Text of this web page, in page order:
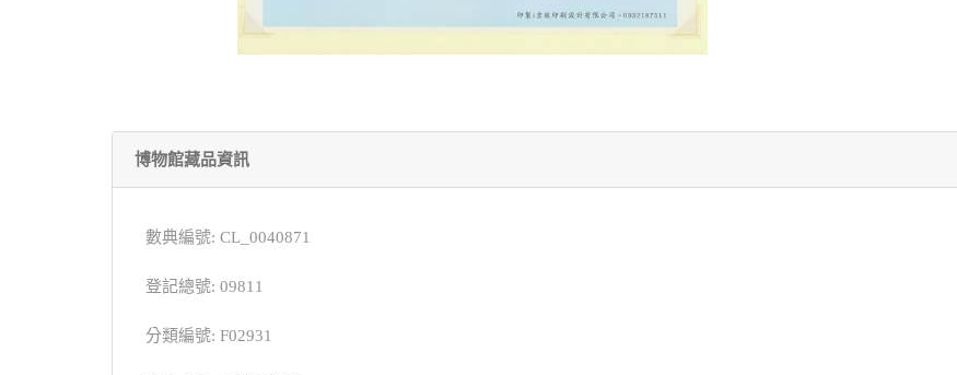
博物館藏品資訊
數典編號: CL_0040871
登記總號: 09811
分類編號: F02931